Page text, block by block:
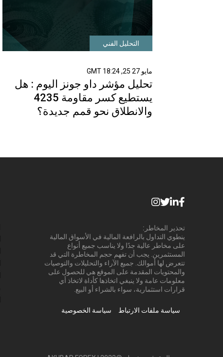
التحليل الفني
مايو 27 25, 18:24 GMT
تحليل مؤشر داو جونز اليوم : هل
يستطيع كسر مقاومة 4235
والانطلاق نحو قمم جديدة؟
تحذير المخاطر:
ينطوي التداول بالرافعة المالية في الأسواق المالية
على مخاطر عالية جدًا ولا يناسب جميع أنواع
المستثمرين. يجب أن تفهم حجم المخاطرة التي قد
تتعرض لها أموالك. جميع الآراء والتحليلات والتوصيات
والمحتويات المقدمة على الموقع هي للحصول على
معلومات عامة ولا ينبغي اتخاذها كأداة لاتخاذ أي
قرارات استثمارية، سواء بالشراء أو البيع.
سياسة ملفات الارتباط سياسة الخصوصية